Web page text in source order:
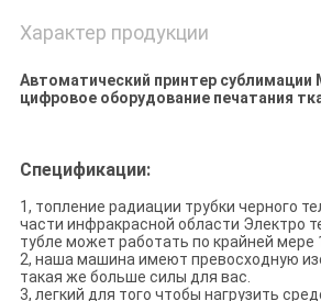
Характер продукции
Автоматический принтер сублимации
цифровое оборудование печатания
Спецификации:
1, топление радиации трубки черного
части инфракрасной области Электро
тубле может работать по крайней мере
2, наша машина имеют превосходную
такая же больше силы для вас.
3, легкий для того чтобы нагрузить